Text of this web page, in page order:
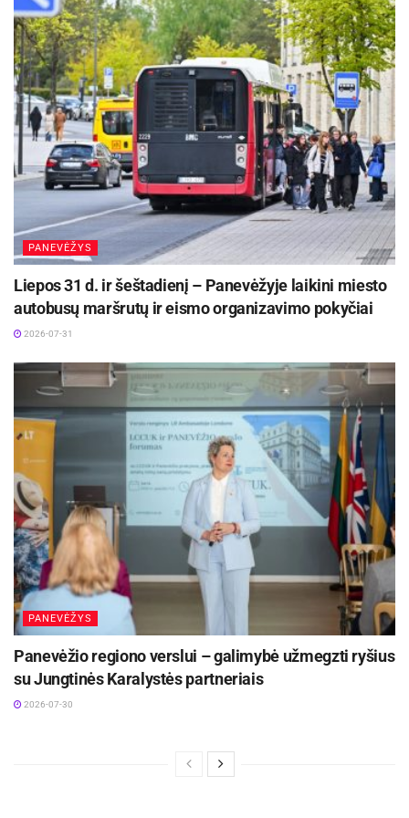
žvilgsniu.
Komunikacijos skyrius
Panevėžio miesto savivaldybė
Žymos: Panevėžio miesto savivaldybė
PANEVĖŽYS
Liepos 31 d. ir šeštadienį – Panevėžyje laikini miesto
autobusų maršrutų ir eismo organizavimo pokyčiai
2026-07-31
PANEVĖŽYS
Panevėžio regiono verslui – galimybė užmegzti ryšius
su Jungtinės Karalystės partneriais
2026-07-30